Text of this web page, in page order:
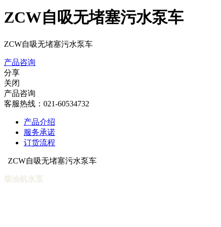
ZCW自吸无堵塞污水泵车
ZCW自吸无堵塞污水泵车
产品咨询
分享
关闭
产品咨询
客服热线：021-60534732
产品介绍
服务承诺
订货流程
ZCW自吸无堵塞污水泵车
柴油机水泵